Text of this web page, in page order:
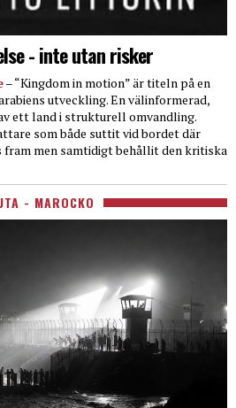
- inte utan risker
– “Kingdom in motion” är titeln på en
utveckling. En välinformerad,
ett land i strukturell omvandling.
som både suttit vid bordet där
men samtidigt behållit den kritiska
- MAROCKO